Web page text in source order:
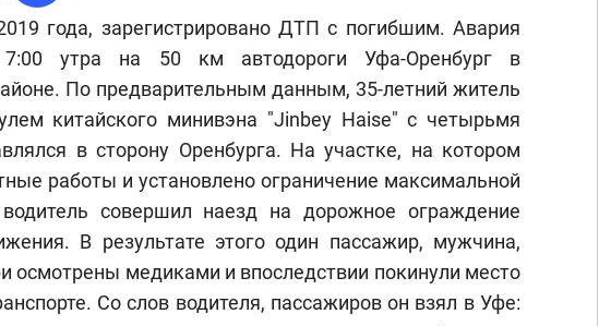
года, зарегистрировано ДТП с погибшим. Авария
7:00 утра на 50 км автодороги Уфа-Оренбург в
По предварительным данным, 35-летний житель
китайского минивэна "Jinbey Haise" с четырьмя
в сторону Оренбурга. На участке, на котором
работы и установлено ограничение максимальной
совершил наезд на дорожное ограждение
В результате этого один пассажир, мужчина,
осмотрены медиками и впоследствии покинули место
Со слов водителя, пассажиров он взял в Уфе: